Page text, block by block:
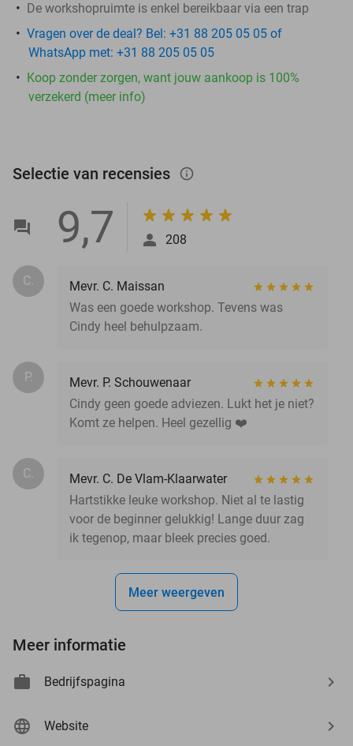
De workshopruimte is enkel bereikbaar via een trap
Vragen over de deal? Bel: +31 88 205 05 05 of
WhatsApp met: +31 88 205 05 05
Koop zonder zorgen, want jouw aankoop is 100%
verzekerd (meer info)
Selectie van recensies info_outlined
9,7 208
C.
Mevr. C. Maissan
Was een goede workshop. Tevens was
Cindy heel behulpzaam.
P.
Mevr. P. Schouwenaar
Cindy geen goede adviezen. Lukt het je niet?
Komt ze helpen. Heel gezellig ❤️
C.
Mevr. C. De Vlam-Klaarwater
Hartstikke leuke workshop. Niet al te lastig
voor de beginner gelukkig! Lange duur zag
ik tegenop, maar bleek precies goed.
Meer weergeven
Meer informatie
Bedrijfspagina
Website